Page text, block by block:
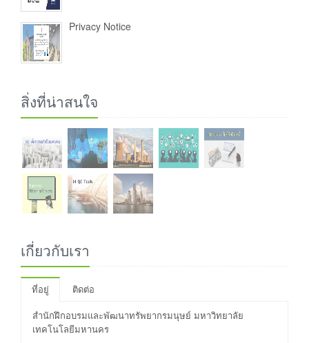
Privacy Notice
สิ่งที่น่าสนใจ
เกี่ยวกับเรา
ที่อยู่
ติดต่อ
สำนักฝึกอบรมและพัฒนาทรัพยากรมนุษย์ มหาวิทยาลัย
เทคโนโลยีมหานคร